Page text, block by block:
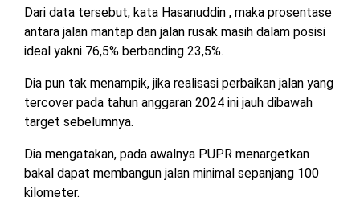
BAWANG
BARAT
WAYKANAN
PERIKLANAN
PRIVASI
MEDIA
MEDIA
SIBER
KAMI
Dari data tersebut, kata Hasanuddin , maka prosentase
antara jalan mantap dan jalan rusak masih dalam posisi
ideal yakni 76,5% berbanding 23,5%.
Dia pun tak menampik, jika realisasi perbaikan jalan yang
tercover pada tahun anggaran 2024 ini jauh dibawah
target sebelumnya.
Dia mengatakan, pada awalnya PUPR menargetkan
bakal dapat membangun jalan minimal sepanjang 100
kilometer.